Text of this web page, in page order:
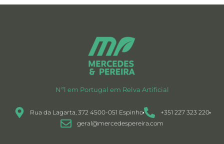
Nº1 em Portugal em Relva Artificial
Rua da Lagarta, 372 4500-051 Espinho
+351 227 323 220
geral@mercedespereira.com